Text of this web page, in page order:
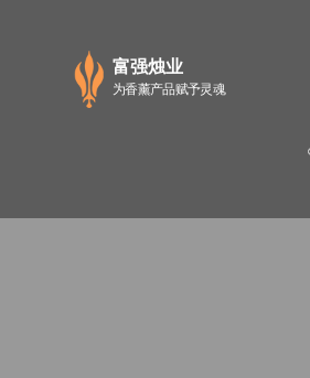
富强烛业
为香薰产品赋予灵魂